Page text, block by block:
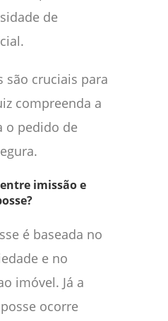
de
são cruciais para
compreenda a
o pedido de
imissão e
é baseada no
e no
imóvel. Já a
ocorre